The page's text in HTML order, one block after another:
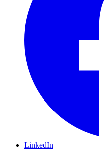
LinkedIn